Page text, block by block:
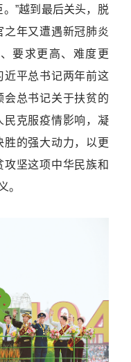
”越到最后关头，脱
之年又遭遇新冠肺炎
要求更高、难度更
近平总书记两年前这
会总书记关于扶贫的
民克服疫情影响，凝
的强大动力，以更
坚这项中华民族和
。